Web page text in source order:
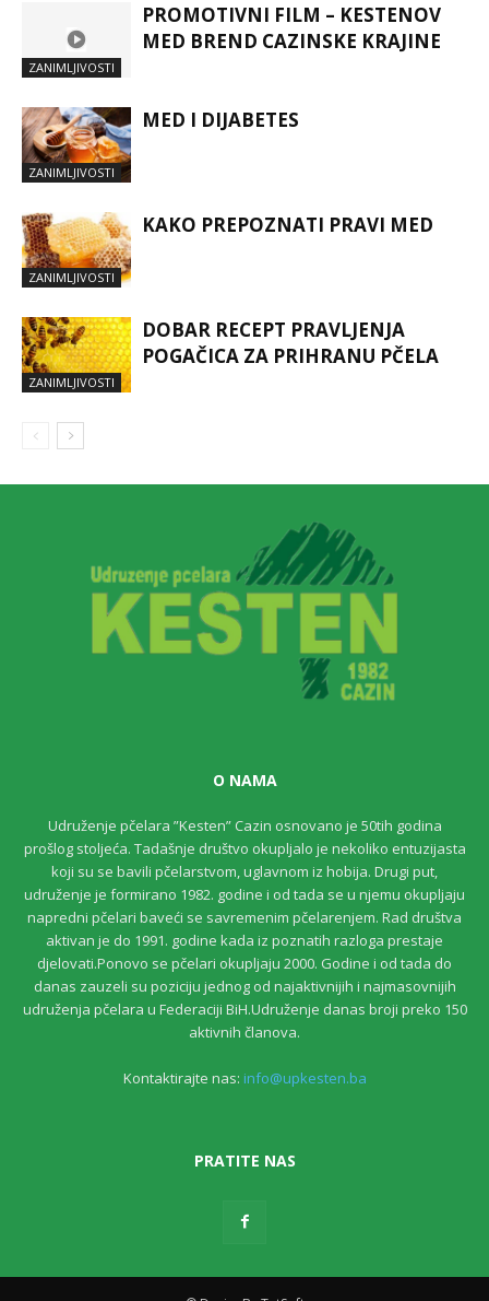
ZANIMLJIVOSTI
PROMOTIVNI FILM – KESTENOV
MED BREND CAZINSKE KRAJINE
ZANIMLJIVOSTI
MED I DIJABETES
ZANIMLJIVOSTI
KAKO PREPOZNATI PRAVI MED
ZANIMLJIVOSTI
DOBAR RECEPT PRAVLJENJA
POGAČICA ZA PRIHRANU PČELA
O NAMA
Udruženje pčelara ”Kesten” Cazin osnovano je 50tih godina
prošlog stoljeća. Tadašnje društvo okupljalo je nekoliko entuzijasta
koji su se bavili pčelarstvom, uglavnom iz hobija. Drugi put,
udruženje je formirano 1982. godine i od tada se u njemu okupljaju
napredni pčelari baveći se savremenim pčelarenjem. Rad društva
aktivan je do 1991. godine kada iz poznatih razloga prestaje
djelovati.Ponovo se pčelari okupljaju 2000. Godine i od tada do
danas zauzeli su poziciju jednog od najaktivnijih i najmasovnijih
udruženja pčelara u Federaciji BiH.Udruženje danas broji preko 150
aktivnih članova.
Kontaktirajte nas: info@upkesten.ba
PRATITE NAS